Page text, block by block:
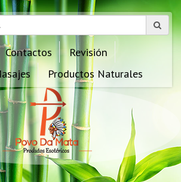
Contactos
Revisión
Productos Naturales